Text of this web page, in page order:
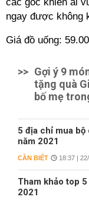
ngay được không
Giá đồ uống:
>> Gợi ý 9
tặng quà
bố mẹ
5 địa chỉ mua bộ
năm 2021
CẦN BIẾT 18:37 |
Tham khảo top
2021